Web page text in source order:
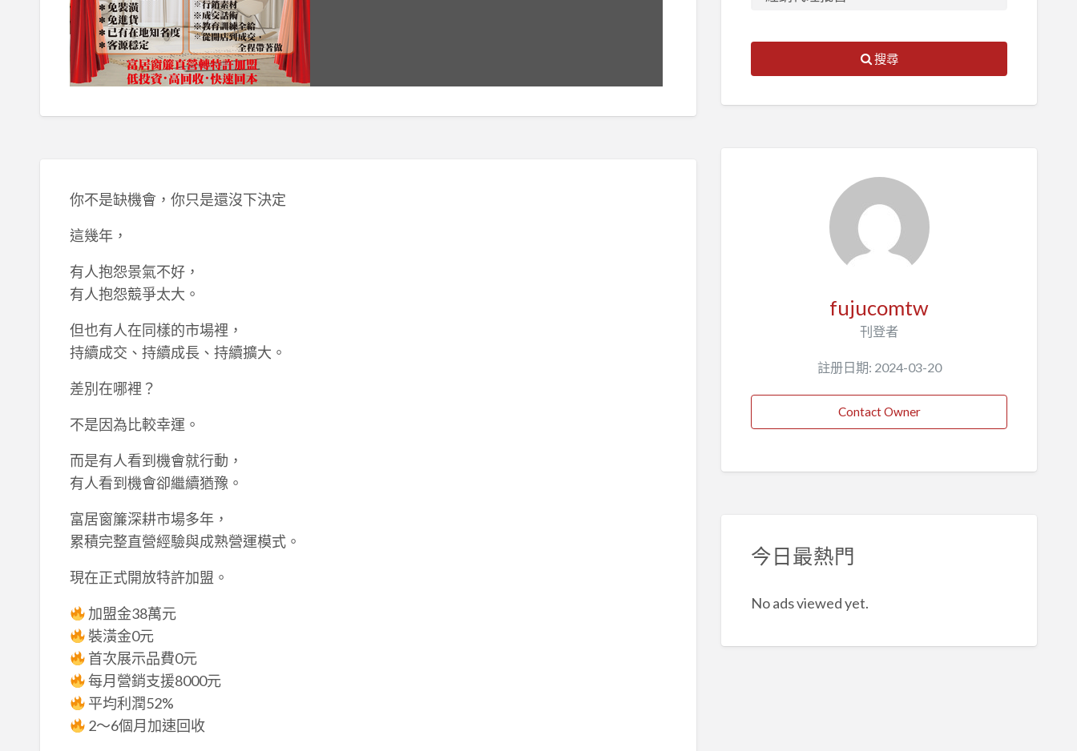
你不是缺機會，你只是還沒下決定
這幾年，
有人抱怨景氣不好，
有人抱怨競爭太大。
但也有人在同樣的市場裡，
持續成交、持續成長、持續擴大。
差別在哪裡？
不是因為比較幸運。
而是有人看到機會就行動，
有人看到機會卻繼續猶豫。
富居窗簾深耕市場多年，
累積完整直營經驗與成熟營運模式。
現在正式開放特許加盟。
加盟金38萬元
裝潢金0元
首次展示品費0元
每月營銷支援8000元
平均利潤52%
2～6個月加速回收
搜尋
fujucomtw
刊登者
註册日期: 2024-03-20
Contact Owner
今日最熱門
No ads viewed yet.